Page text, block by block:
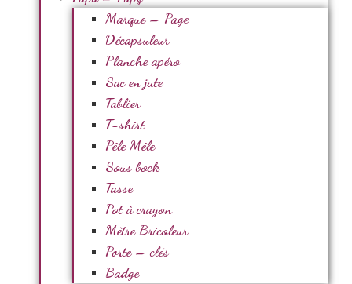
Marque – Page
Décapsuleur
Planche apéro
Sac en jute
Tablier
T-shirt
Pêle Mêle
Sous bock
Tasse
Pot à crayon
Mètre Bricoleur
Porte – clés
Badge